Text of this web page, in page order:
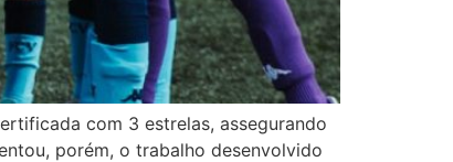
com 3 estrelas, assegurando
porém, o trabalho desenvolvido